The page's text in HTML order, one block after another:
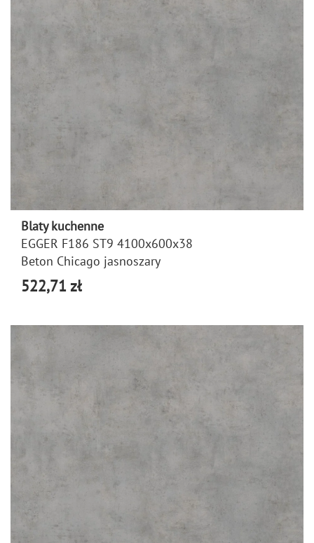
Blaty kuchenne
EGGER F186 ST9 4100x600x38
Beton Chicago jasnoszary
522,71 zł